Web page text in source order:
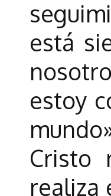
está
estoy
Cristo
realiza